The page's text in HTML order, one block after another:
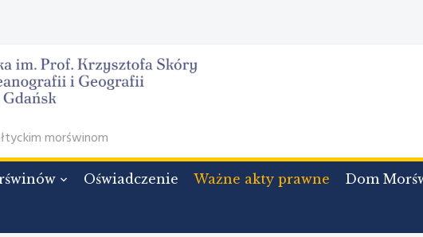
morświnom
Oświadczenie Ważne akty prawne Dom